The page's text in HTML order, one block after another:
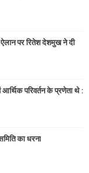
ऐलान पर रितेश देशमुख ने दी
परिवर्तन के प्रणेता थे :
का धरना